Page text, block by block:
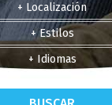
+ Localización
+ Estilos
+ Idiomas